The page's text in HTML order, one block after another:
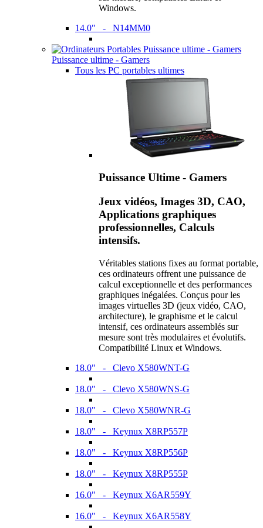
Windows.
14.0" - N14MM0
Puissance ultime - Gamers
Tous les PC portables ultimes
Puissance Ultime - Gamers
Jeux vidéos, Images 3D, CAO,
Applications graphiques
professionnelles, Calculs
intensifs.
Véritables stations fixes au format portable,
ces ordinateurs offrent une puissance de
calcul exceptionnelle et des performances
graphiques inégalées. Conçus pour les
images virtuelles 3D (jeux vidéo, CAO,
architecture), le graphisme et le calcul
intensif, ces ordinateurs assemblés sur
mesure sont très modulaires et évolutifs.
Compatibilité Linux et Windows.
18.0" - Clevo X580WNT-G
18.0" - Clevo X580WNS-G
18.0" - Clevo X580WNR-G
18.0" - Keynux X8RP557P
18.0" - Keynux X8RP556P
18.0" - Keynux X8RP555P
16.0" - Keynux X6AR559Y
16.0" - Keynux X6AR558Y